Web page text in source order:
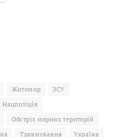
Житомир
ЗСУ
Нацполіція
Обстріл мирних територій
Травмування Україна